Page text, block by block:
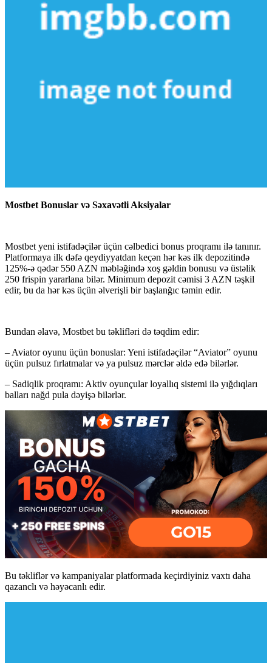
Mostbet Bonuslar və Səxavətli Aksiyalar
Mostbet yeni istifadəçilər üçün cəlbedici bonus proqramı ilə tanınır.
Platformaya ilk dəfə qeydiyyatdan keçən hər kəs ilk depozitində
125%-ə qədər 550 AZN məbləğində xoş gəldin bonusu və üstəlik
250 frispin yararlana bilər. Minimum depozit cəmisi 3 AZN təşkil
edir, bu da hər kəs üçün əlverişli bir başlanğıc təmin edir.
Bundan əlavə, Mostbet bu təklifləri də təqdim edir:
– Aviator oyunu üçün bonuslar: Yeni istifadəçilər “Aviator” oyunu
üçün pulsuz fırlatmalar və ya pulsuz mərclər əldə edə bilərlər.
– Sadiqlik proqramı: Aktiv oyunçular loyallıq sistemi ilə yığdıqları
balları nağd pula dəyişə bilərlər.
Bu təkliflər və kampaniyalar platformada keçirdiyiniz vaxtı daha
qazanclı və həyəcanlı edir.